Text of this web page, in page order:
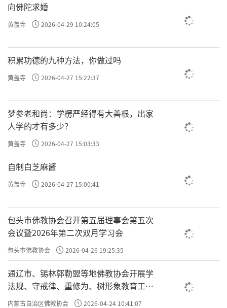
向佛陀求婚
黄盖寺 2026-04-29 10:24:05
积累功德的九种方法，你做过吗
黄盖寺 2026-04-27 15:22:37
梦参老和尚：学楞严经得有大善根，出家
人学的才有多少？
黄盖寺 2026-04-27 15:03:33
自制白芝麻酱
黄盖寺 2026-04-27 15:00:41
包头市佛教协会召开第五届理事会第五次
会议暨2026年第二次双月学习会
包头市佛教协会 2026-04-26 19:25:35
通辽市、锡林郭勒盟等地佛教协会开展学
法规、守戒律、重修为、树形象教育工作
专题学习会
内蒙古自治区佛教协会 2026-04-24 10:41:07